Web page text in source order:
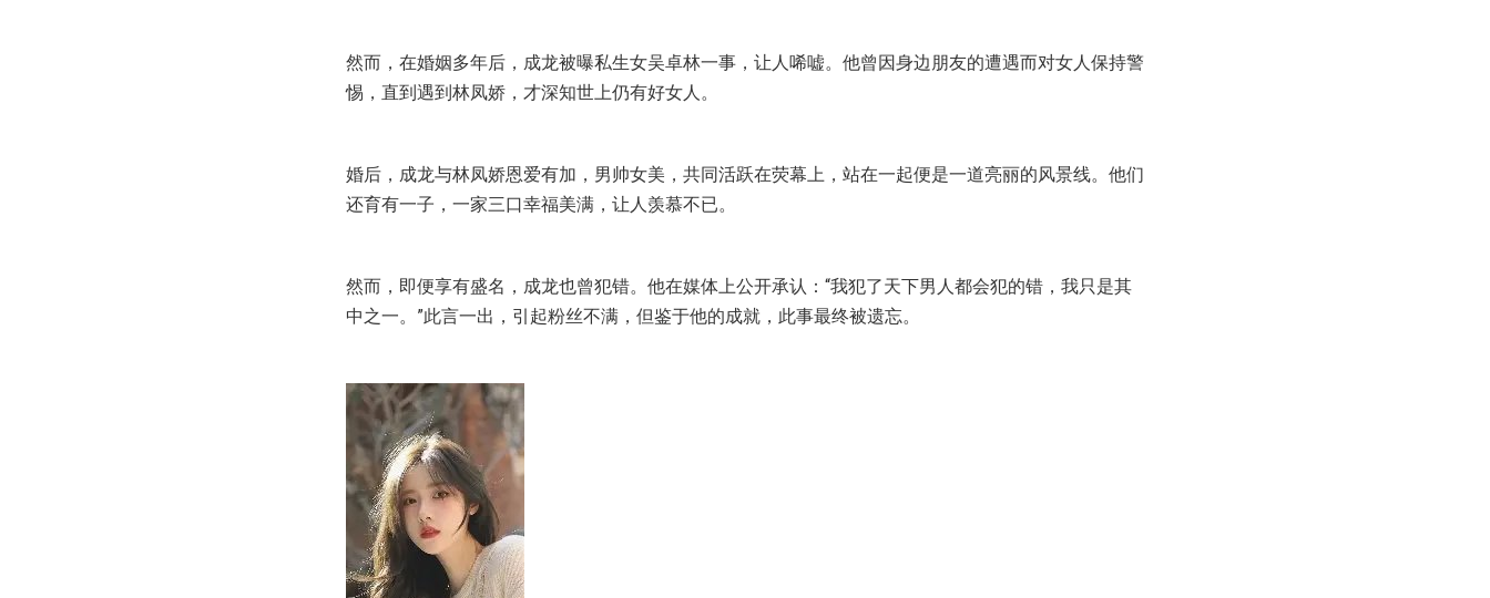
然而，在婚姻多年后，成龙被曝私生女吴卓林一事，让人唏嘘。他曾因身边朋友的遭遇而对女人保持警
惕，直到遇到林凤娇，才深知世上仍有好女人。
婚后，成龙与林凤娇恩爱有加，男帅女美，共同活跃在荧幕上，站在一起便是一道亮丽的风景线。他们
还育有一子，一家三口幸福美满，让人羡慕不已。
然而，即便享有盛名，成龙也曾犯错。他在媒体上公开承认：“我犯了天下男人都会犯的错，我只是其
中之一。”此言一出，引起粉丝不满，但鉴于他的成就，此事最终被遗忘。